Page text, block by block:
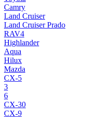
Camry
Land Cruiser
Land Cruiser Prado
RAV4
Highlander
Aqua
Hilux
Mazda
CX-5
3
6
CX-30
CX-9